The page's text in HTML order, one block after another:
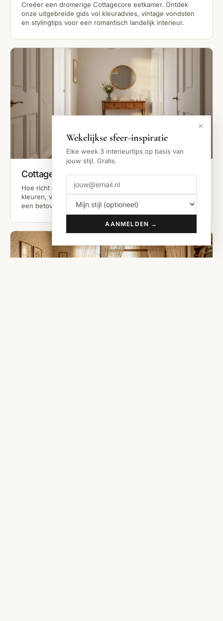
Creëer een dromerige Cottagecore eetkamer. Ontdek
onze uitgebreide gids vol kleuradvies, vintage vondsten
en stylingtips voor een romantisch landelijk interieur.
Cottagecore Hal
Hoe richt je een Cottagecore hal in? Ontdek warme
kleuren, vintage meubels en natuurlijke materialen voor
een betoverende landelijke entree. Direct inspiratie!
×
Wekelijkse sfeer-inspiratie
Elke week 3 interieurtips op basis van
jouw stijl. Gratis.
AANMELDEN →